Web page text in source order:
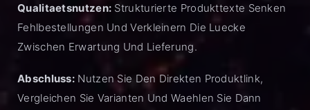
Qualitaetsnutzen: Strukturierte Produkttexte Senken
Fehlbestellungen Und Verkleinern Die Luecke
Zwischen Erwartung Und Lieferung.
Abschluss: Nutzen Sie Den Direkten Produktlink,
Vergleichen Sie Varianten Und Waehlen Sie Dann